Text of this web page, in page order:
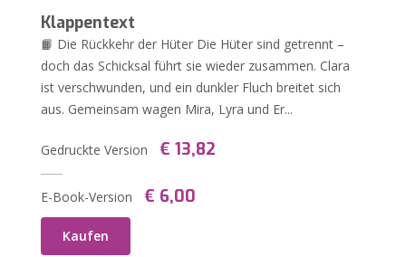
Klappentext
📙 Die Rückkehr der Hüter Die Hüter sind getrennt –
doch das Schicksal führt sie wieder zusammen. Clara
ist verschwunden, und ein dunkler Fluch breitet sich
aus. Gemeinsam wagen Mira, Lyra und Er...
Gedruckte Version € 13,82
E-Book-Version € 6,00
Kaufen